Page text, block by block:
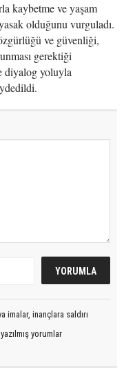
kaybetme ve yaşam
olduğunu vurguladı.
ve güvenliği,
gerektiği
diyalog yoluyla
imalar, inançlara saldırı
yorumlar